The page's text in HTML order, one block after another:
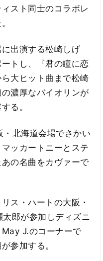
スト同士のコラボレ
出演する松崎しげ
トし、『君の瞳に恋
大ヒット曲まで松崎
濃厚なバイオリンが
る。
北海道会場でさかい
ッカートニーとステ
の名曲をカヴァーで
ス・ハートの大阪・
郎が参加しディズニ
J.のコーナーで
参加する。